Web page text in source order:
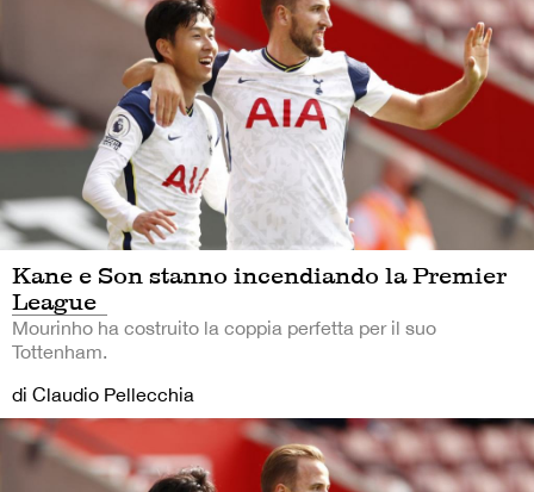
Kane e Son stanno incendiando la Premier
League
Mourinho ha costruito la coppia perfetta per il suo
Tottenham.
di Claudio Pellecchia